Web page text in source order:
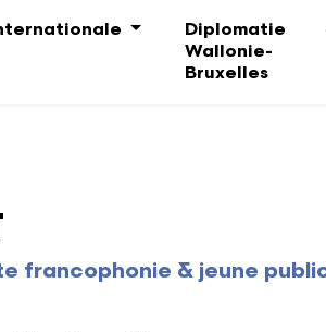
Diplomatie
Wallonie-
Bruxelles
francophonie & jeune